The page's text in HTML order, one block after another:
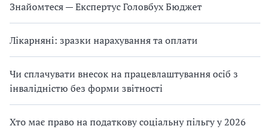
Знайомтеся — Експертус Головбух Бюджет
Лікарняні: зразки нарахування та оплати
Чи сплачувати внесок на працевлаштування осіб з
інвалідністю без форми звітності
Хто має право на податкову соціальну пільгу у 2026